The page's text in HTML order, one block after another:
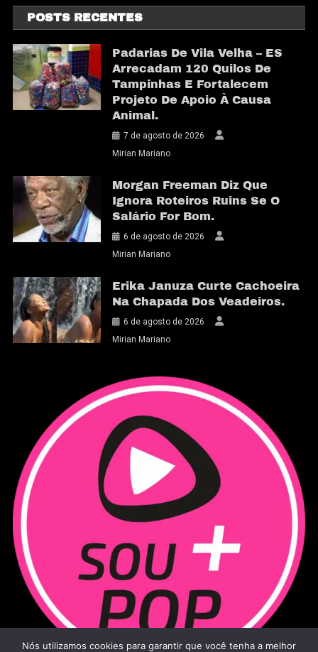
POSTS RECENTES
Padarias De Vila Velha – ES
Arrecadam 120 Quilos De
Tampinhas E Fortalecem
Projeto De Apoio À Causa
Animal.
7 de agosto de 2026
Mirian Mariano
Morgan Freeman Diz Que
Ignora Roteiros Ruins Se O
Salário For Bom.
6 de agosto de 2026
Mirian Mariano
Erika Januza Curte Cachoeira
Na Chapada Dos Veadeiros.
6 de agosto de 2026
Mirian Mariano
Nós utilizamos cookies para garantir que você tenha a melhor